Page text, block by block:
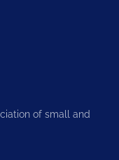
of small and